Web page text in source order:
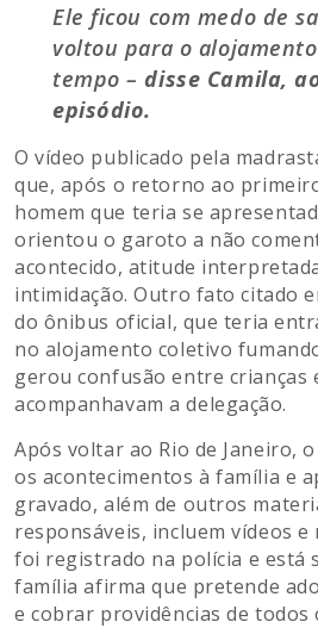
Ele ficou com medo de
voltou para o
tempo –disse Camila,
episódio.
O vídeo publicado pela
que, após o retorno ao
homem que teria se
orientou o garoto a não
acontecido, atitude
intimidação. Outro fato citado
do ônibus oficial, que teria
no alojamento coletivo
gerou confusão entre crianças
acompanhavam a delegação.
Após voltar ao Rio de Janeiro,
os acontecimentos à família e
gravado, além de outros
responsáveis, incluem vídeos e
foi registrado na polícia e está
família afirma que pretende
e cobrar providências de todos